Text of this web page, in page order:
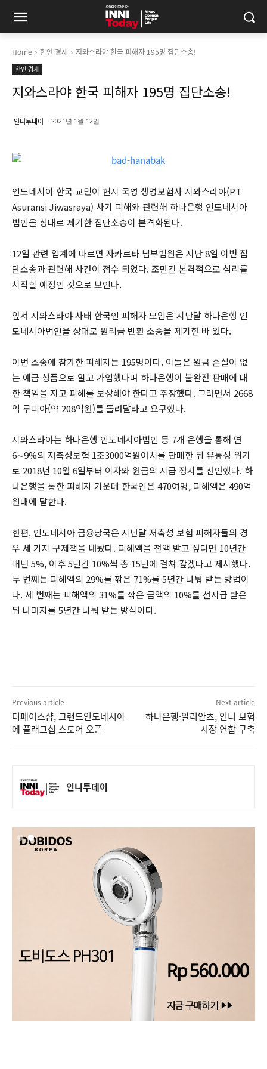
Home 한인 경제 지와스라야 한국 피해자 195명 집단소송!
한인 경제
지와스라야 한국 피해자 195명 집단소송!
인니투데이 2021년 1월 12일
인도네시아 한국 교민이 현지 국영 생명보험사 지와스라야(PT
Asuransi Jiwasraya) 사기 피해와 관련해 하나은행 인도네시아
법인을 상대로 제기한 집단소송이 본격화된다.
12일 관련 업계에 따르면 자카르타 남부법원은 지난 8일 이번 집
단소송과 관련해 사건이 접수 되었다. 조만간 본격적으로 심리를
시작할 예정인 것으로 보인다.
앞서 지와스라야 사태 한국인 피해자 모임은 지난달 하나은행 인
도네시아법인을 상대로 원리금 반환 소송을 제기한 바 있다.
이번 소송에 참가한 피해자는 195명이다. 이들은 원금 손실이 없
는 예금 상품으로 알고 가입했다며 하나은행이 불완전 판매에 대
한 책임을 지고 피해를 보상해야 한다고 주장했다. 그러면서 2668
억 루피아(약 208억원)를 돌려달라고 요구했다.
지와스라야는 하나은행 인도네시아법인 등 7개 은행을 통해 연
6∼9%의 저축성보험 1조3000억원어치를 판매한 뒤 유동성 위기
로 2018년 10월 6일부터 이자와 원금의 지급 정지를 선언했다. 하
나은행을 통한 피해자 가운데 한국인은 470여명, 피해액은 490억
원대에 달한다.
한편, 인도네시아 금융당국은 지난달 저축성 보험 피해자들의 경
우 세 가지 구제책을 내놨다. 피해액을 전액 받고 싶다면 10년간
매년 5%, 이후 5년간 10%씩 총 15년에 걸쳐 갚겠다고 제시했다.
두 번째는 피해액의 29%를 깎은 71%를 5년간 나눠 받는 방법이
다. 세 번째는 피해액의 31%를 깎은 금액의 10%를 선지급 받은
뒤 나머지를 5년간 나눠 받는 방식이다.
Previous article
더페이스샵, 그랜드인도네시아
에 플래그십 스토어 오픈
Next article
하나은행·알리안츠, 인니 보험
시장 연합 구축
인니투데이